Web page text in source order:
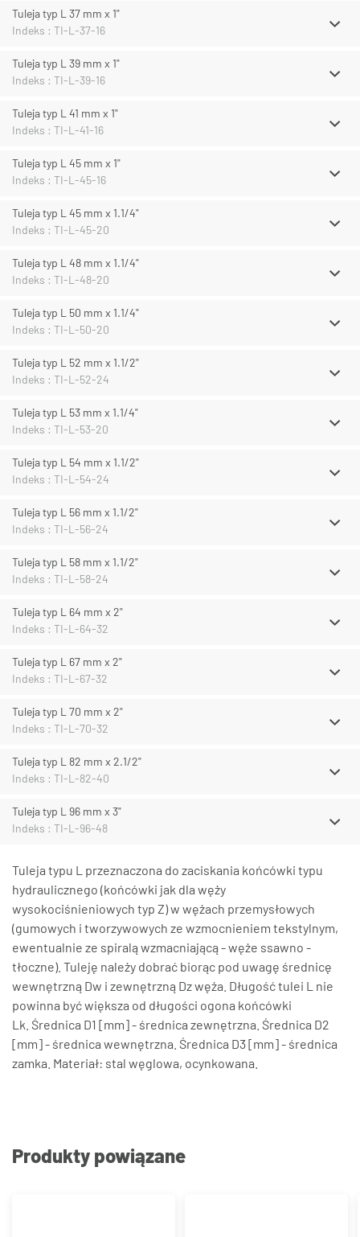
Tuleja typ L 37 mm x 1"
Indeks : TI-L-37-16
Tuleja typ L 39 mm x 1"
Indeks : TI-L-39-16
Tuleja typ L 41 mm x 1"
Indeks : TI-L-41-16
Tuleja typ L 45 mm x 1"
Indeks : TI-L-45-16
Tuleja typ L 45 mm x 1.1/4"
Indeks : TI-L-45-20
Tuleja typ L 48 mm x 1.1/4"
Indeks : TI-L-48-20
Tuleja typ L 50 mm x 1.1/4"
Indeks : TI-L-50-20
Tuleja typ L 52 mm x 1.1/2"
Indeks : TI-L-52-24
Tuleja typ L 53 mm x 1.1/4"
Indeks : TI-L-53-20
Tuleja typ L 54 mm x 1.1/2"
Indeks : TI-L-54-24
Tuleja typ L 56 mm x 1.1/2"
Indeks : TI-L-56-24
Tuleja typ L 58 mm x 1.1/2"
Indeks : TI-L-58-24
Tuleja typ L 64 mm x 2"
Indeks : TI-L-64-32
Tuleja typ L 67 mm x 2"
Indeks : TI-L-67-32
Tuleja typ L 70 mm x 2"
Indeks : TI-L-70-32
Tuleja typ L 82 mm x 2.1/2"
Indeks : TI-L-82-40
Tuleja typ L 96 mm x 3"
Indeks : TI-L-96-48
Tuleja typu L przeznaczona do zaciskania końcówki typu
hydraulicznego (końcówki jak dla węży
wysokociśnieniowych typ Z) w wężach przemysłowych
(gumowych i tworzywowych ze wzmocnieniem tekstylnym,
ewentualnie ze spiralą wzmacniającą - węże ssawno -
tłoczne). Tuleję należy dobrać biorąc pod uwagę średnicę
wewnętrzną Dw i zewnętrzną Dz węża. Długość tulei L nie
powinna być większa od długości ogona końcówki
Lk. Średnica D1 [mm] - średnica zewnętrzna. Średnica D2
[mm] - średnica wewnętrzna. Średnica D3 [mm] - średnica
zamka. Materiał: stal węglowa, ocynkowana.
Produkty powiązane